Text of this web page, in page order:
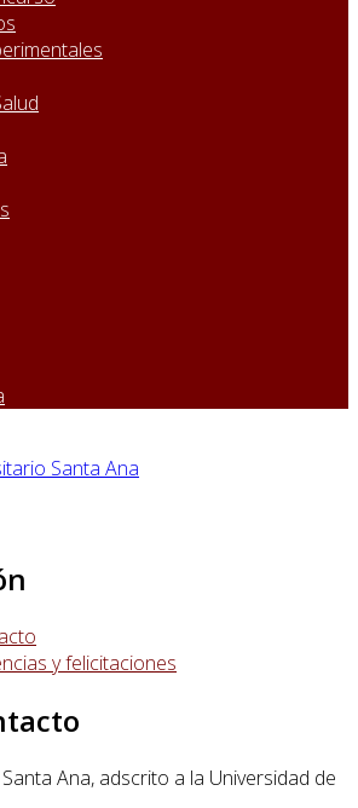
Santa Ana
y felicitaciones
Ana, adscrito a la Universidad de